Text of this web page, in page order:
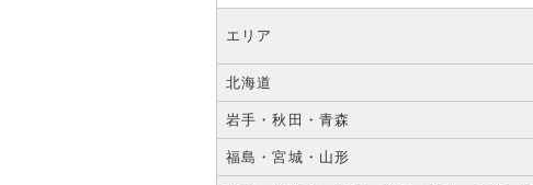
エリア
北海道
岩手・秋田・青森
福島・宮城・山形